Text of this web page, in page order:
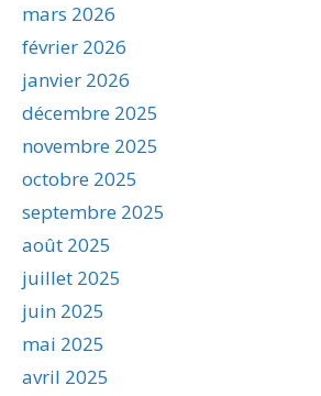
mars 2026
février 2026
janvier 2026
décembre 2025
novembre 2025
octobre 2025
septembre 2025
août 2025
juillet 2025
juin 2025
mai 2025
avril 2025